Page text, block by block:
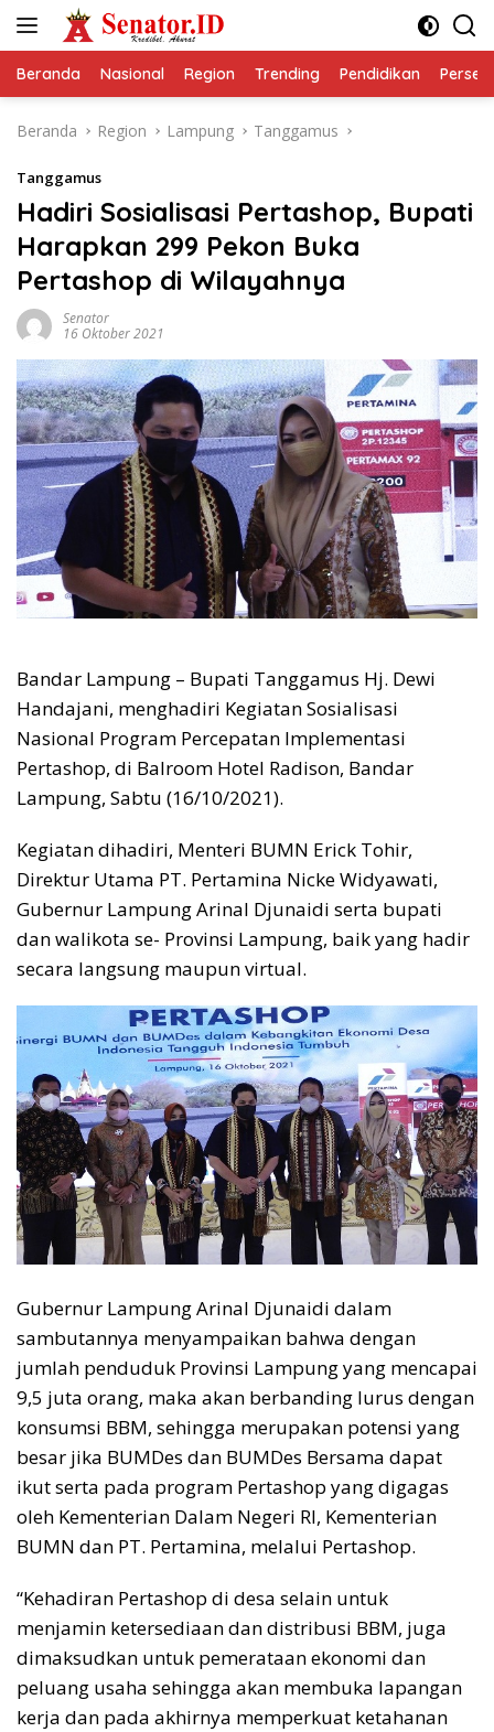
Beranda Nasional Region Trending Pendidikan
Beranda Region Lampung Tanggamus
Tanggamus
Hadiri Sosialisasi Pertashop, Bupati
Harapkan 299 Pekon Buka
Pertashop di Wilayahnya
Senator
16 Oktober 2021
Bandar Lampung – Bupati Tanggamus Hj. Dewi
Handajani, menghadiri Kegiatan Sosialisasi
Nasional Program Percepatan Implementasi
Pertashop, di Balroom Hotel Radison, Bandar
Lampung, Sabtu (16/10/2021).
Kegiatan dihadiri, Menteri BUMN Erick Tohir,
Direktur Utama PT. Pertamina Nicke Widyawati,
Gubernur Lampung Arinal Djunaidi serta bupati
dan walikota se- Provinsi Lampung, baik yang hadir
secara langsung maupun virtual.
Gubernur Lampung Arinal Djunaidi dalam
sambutannya menyampaikan bahwa dengan
jumlah penduduk Provinsi Lampung yang mencapai
9,5 juta orang, maka akan berbanding lurus dengan
konsumsi BBM, sehingga merupakan potensi yang
besar jika BUMDes dan BUMDes Bersama dapat
ikut serta pada program Pertashop yang digagas
oleh Kementerian Dalam Negeri RI, Kementerian
BUMN dan PT. Pertamina, melalui Pertashop.
“Kehadiran Pertashop di desa selain untuk
menjamin ketersediaan dan distribusi BBM, juga
dimaksudkan untuk pemerataan ekonomi dan
peluang usaha sehingga akan membuka lapangan
kerja dan pada akhirnya memperkuat ketahanan